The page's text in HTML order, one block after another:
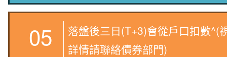
05
落盤後三日(T+3)會從戶口扣數^(
詳情請聯絡債券部門)